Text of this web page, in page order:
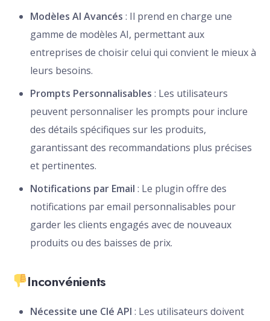
Modèles AI Avancés : Il prend en charge une
gamme de modèles AI, permettant aux
entreprises de choisir celui qui convient le mieux à
leurs besoins.
Prompts Personnalisables : Les utilisateurs
peuvent personnaliser les prompts pour inclure
des détails spécifiques sur les produits,
garantissant des recommandations plus précises
et pertinentes.
Notifications par Email : Le plugin offre des
notifications par email personnalisables pour
garder les clients engagés avec de nouveaux
produits ou des baisses de prix.
Inconvénients
Nécessite une Clé API : Les utilisateurs doivent